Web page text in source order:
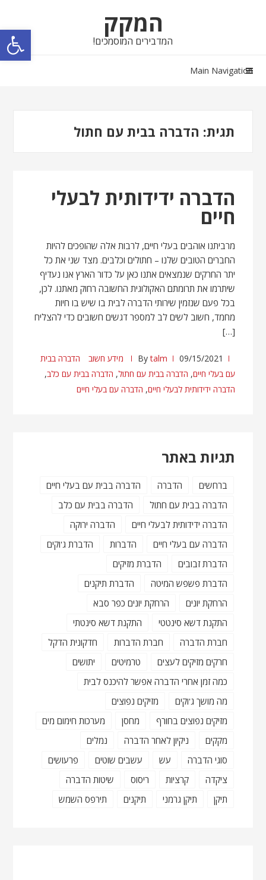
פתח סרגל נגישות המקק
המדבירים המוסמכים!
Main Navigation
תגית: הדברה בבית עם חתול
הדברה ידידותית לבעלי
חיים
מרביתנו אוהבים בעלי חיים, לרבות אלה שהופכים להיות
החברים הטובים שלנו – חתולים וכלבים. מצד שני את כל
יתר החרקים שנמצאים אתנו כאן על כדור הארץ אנו נעדיף
שיתרמו את תרומתם האקולוגית החשובה רחוק מאתנו. לכן,
בכל פעם שנזמין שירותי הדברה לבית בו שיש בו חיות
מחמד, חשוב לשים לב למספר דגשים חשובים כדי להצליח
[…]
09/15/2021
Bytalm מידע חשוב
הדברה בבית
עם בעלי חיים, הדברה בבית עם חתול, הדברה בבית עם כלב,
הדברה ידידותית לבעלי חיים, הדברה עם בעלי חיים
תגיות באתר
ברחשים הדברה
הדברה בבית עם בעלי חיים
הדברה בבית עם חתול
הדברה בבית עם כלב
הדברה ידידותית לבעלי חיים
הדברה ירוקה
הדברה עם בעלי חיים
הדברות
הדברת ג'וקים
הדברת זבובים
הדברת מזיקים
הדברת פשפש המיטה
הדברת תיקנים
הרחקת יונים
הרחקת יונים כפר סבא
התקנת דשא סינטטי
התקנת דשא סינטתי
חברת הדברה
חברת הדברות
חדקונית הדקל
חרקים מזיקים לעצים
טרמיטים
יתושים
כמה זמן אחרי הדברה אפשר להיכנס לבית
מה מושך ג'וקים
מזיקים נפוצים
מזיקים נפוצים בחורף
מחסן
מערכות חימום מים
מקקים
ניקיון לאחר הדברה
נמלים
סוגי הדברה
עש עשבים שוטים
פרעושים
ציקדה
קרציות ריסוס
שיטות הדברה
תיקן
תיקן גרמני תיקנים תירפס השמש